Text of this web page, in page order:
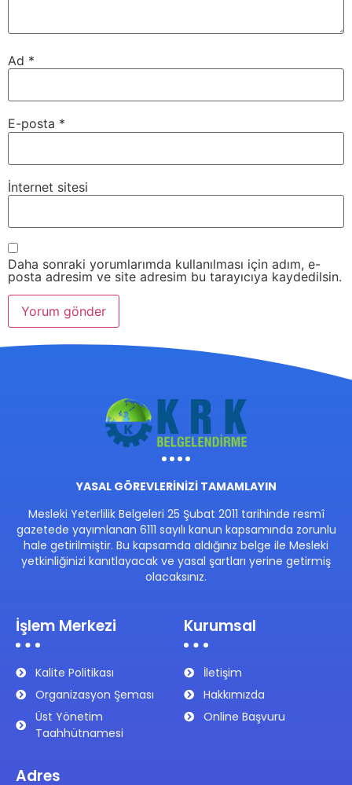
Ad *
E-posta *
İnternet sitesi
Daha sonraki yorumlarımda kullanılması için adım, e-
posta adresim ve site adresim bu tarayıcıya kaydedilsin.
YASAL GÖREVLERİNİZİ TAMAMLAYIN
Mesleki Yeterlilik Belgeleri 25 Şubat 2011 tarihinde resmî
gazetede yayımlanan 6111 sayılı kanun kapsamında zorunlu
hale getirilmiştir. Bu kapsamda aldığınız belge ile Mesleki
yetkinliğinizi kanıtlayacak ve yasal şartları yerine getirmiş
olacaksınız.
İşlem Merkezi
Kalite Politikası
Organizasyon Şeması
Üst Yönetim
Taahhütnamesi
Kurumsal
İletişim
Hakkımızda
Online Başvuru
Adres